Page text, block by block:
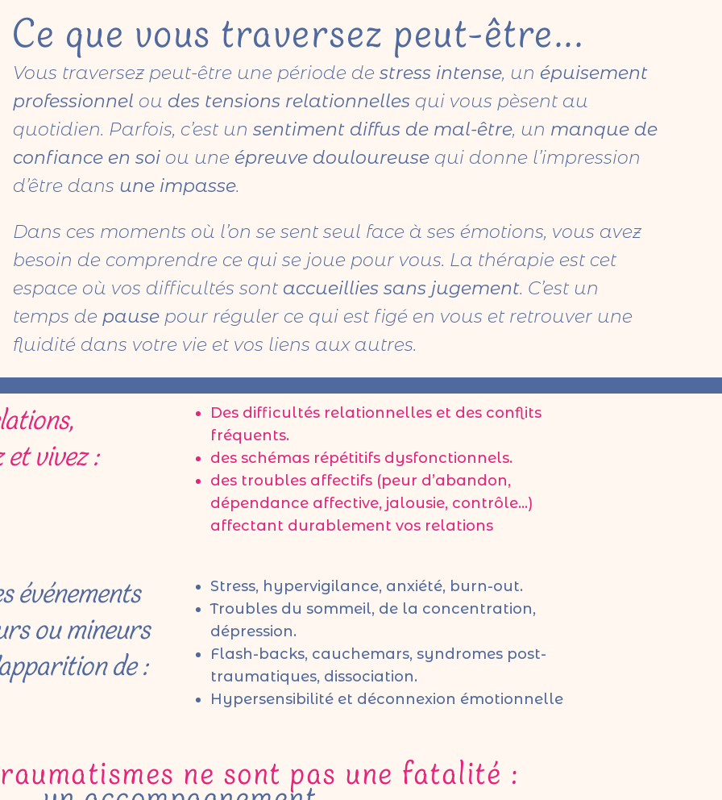
Ce que vous traversez peut-être...
Vous traversez peut-être une période de stress intense, un épuisement
professionnel ou des tensions relationnelles qui vous pèsent au
quotidien. Parfois, c’est un sentiment diffus de mal-être, un manque de
confiance en soi ou une épreuve douloureuse qui donne l’impression
d’être dans une impasse.
Dans ces moments où l’on se sent seul face à ses émotions, vous avez
besoin de comprendre ce qui se joue pour vous. La thérapie est cet
espace où vos difficultés sont accueillies sans jugement. C’est un
temps de pause pour réguler ce qui est figé en vous et retrouver une
fluidité dans votre vie et vos liens aux autres.
et vivez :
Des difficultés relationnelles et des conflits
fréquents.
des schémas répétitifs dysfonctionnels.
des troubles affectifs (peur d’abandon,
dépendance affective, jalousie, contrôle…)
affectant durablement vos relations
événements
ou mineurs
de :
Stress, hypervigilance, anxiété, burn-out.
Troubles du sommeil, de la concentration,
dépression.
Flash-backs, cauchemars, syndromes post-
traumatiques, dissociation.
Hypersensibilité et déconnexion émotionnelle
ne sont pas une fatalité :